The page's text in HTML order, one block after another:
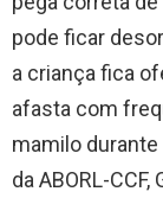
pode ficar
a criança fica
afasta com
mamilo durante
da ABORL-